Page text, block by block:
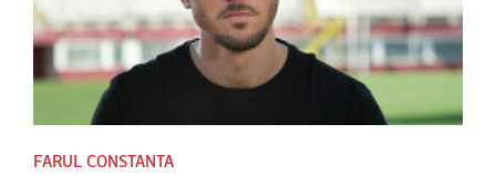
FARUL CONSTANTA